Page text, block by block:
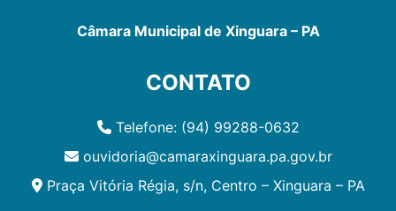
Câmara Municipal de Xinguara – PA
CONTATO
Telefone: (94) 99288-0632
ouvidoria@camaraxinguara.pa.gov.br
Praça Vitória Régia, s/n, Centro – Xinguara – PA